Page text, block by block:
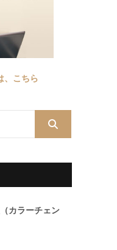
、こちら
カラーチェン